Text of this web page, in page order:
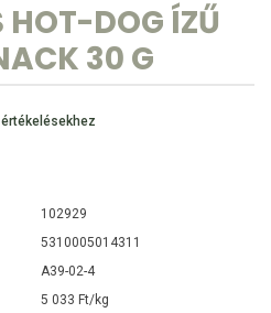
HOT-DOG ÍZŰ
30 G
102929
5310005014311
A39-02-4
5 033 Ft/kg